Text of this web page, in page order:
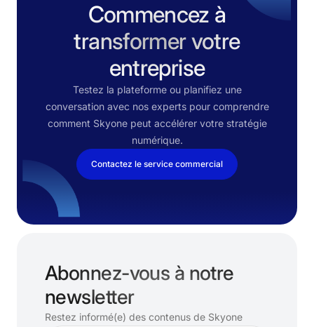
Commencez à
transformer votre
entreprise
Testez la plateforme ou planifiez une
conversation avec nos experts pour comprendre
comment Skyone peut accélérer votre stratégie
numérique.
Contactez le service commercial
Abonnez-vous à notre
newsletter
Restez informé(e) des contenus de Skyone